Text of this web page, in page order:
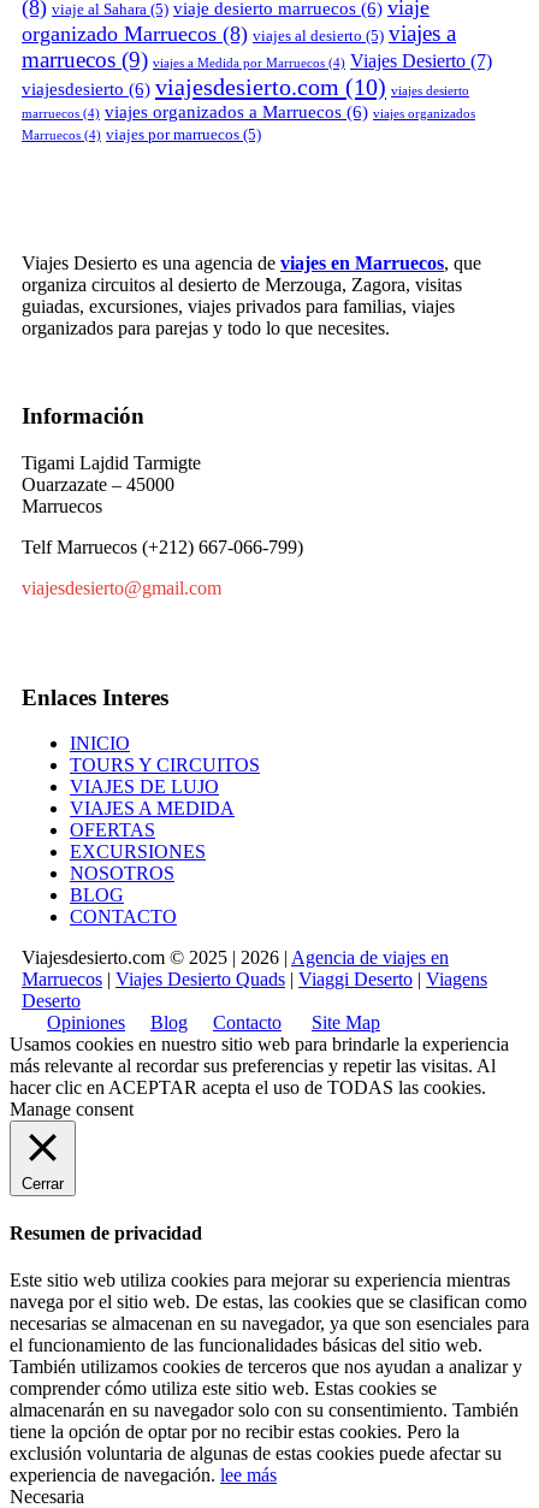
(8) viaje al Sahara (5) viaje desierto marruecos (6) viaje
organizado Marruecos (8) viajes al desierto (5) viajes a
marruecos (9) viajes a Medida por Marruecos (4) Viajes Desierto (7)
viajesdesierto (6) viajesdesierto.com (10) viajes desierto
marruecos (4) viajes organizados a Marruecos (6) viajes organizados
Marruecos (4) viajes por marruecos (5)
Viajes Desierto es una agencia de viajes en Marruecos, que
organiza circuitos al desierto de Merzouga, Zagora, visitas
guiadas, excursiones, viajes privados para familias, viajes
organizados para parejas y todo lo que necesites.
Información
Tigami Lajdid Tarmigte
Ouarzazate – 45000
Marruecos
Telf Marruecos (+212) 667-066-799)
viajesdesierto@gmail.com
Enlaces Interes
INICIO
TOURS Y CIRCUITOS
VIAJES DE LUJO
VIAJES A MEDIDA
OFERTAS
EXCURSIONES
NOSOTROS
BLOG
CONTACTO
Viajesdesierto.com © 2025 | 2026 | Agencia de viajes en
Marruecos | Viajes Desierto Quads | Viaggi Deserto | Viagens
Deserto
Opiniones
Blog Contacto
Site Map
Usamos cookies en nuestro sitio web para brindarle la experiencia
más relevante al recordar sus preferencias y repetir las visitas. Al
hacer clic en ACEPTAR acepta el uso de TODAS las cookies.
Manage consent
Cerrar
Resumen de privacidad
Este sitio web utiliza cookies para mejorar su experiencia mientras
navega por el sitio web. De estas, las cookies que se clasifican como
necesarias se almacenan en su navegador, ya que son esenciales para
el funcionamiento de las funcionalidades básicas del sitio web.
También utilizamos cookies de terceros que nos ayudan a analizar y
comprender cómo utiliza este sitio web. Estas cookies se
almacenarán en su navegador solo con su consentimiento. También
tiene la opción de optar por no recibir estas cookies. Pero la
exclusión voluntaria de algunas de estas cookies puede afectar su
experiencia de navegación. lee más
Necesaria